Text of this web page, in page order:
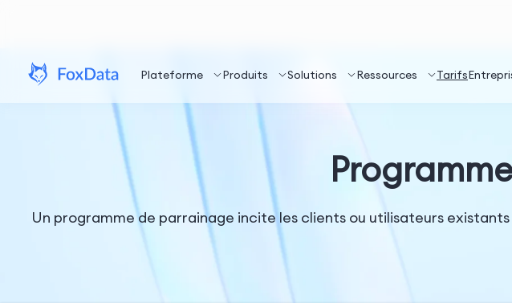
Plateforme Produits Solutions Ressources Tarifs
Un programme de parrainage incite les clients ou utilisateurs